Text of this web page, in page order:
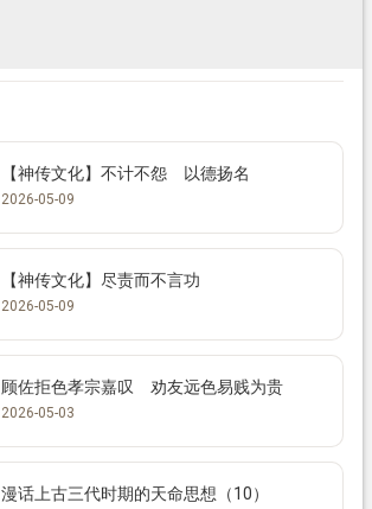
【神传文化】不计不怨 以德扬名
2026-05-09
【神传文化】尽责而不言功
2026-05-09
顾佐拒色孝宗嘉叹 劝友远色易贱为贵
2026-05-03
漫话上古三代时期的天命思想（10）